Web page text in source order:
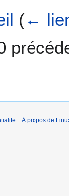
(←
À propos de